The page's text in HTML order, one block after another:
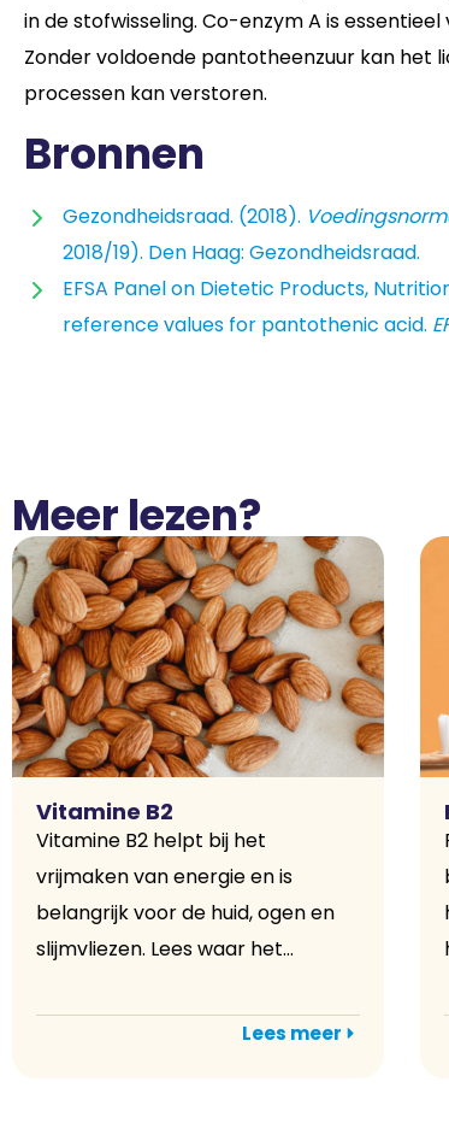
in de stofwisseling. Co-enzym A is
Zonder voldoende pantotheenzuur kan het
processen kan verstoren.
Bronnen
Gezondheidsraad. (2018).
2018/19). Den Haag: Gezondheidsraad.
EFSA Panel on Dietetic Products,
reference values for pantothenic acid.
Meer lezen?
Vitamine B2
Vitamine B2 helpt bij het
vrijmaken van energie en is
belangrijk voor de huid, ogen en
slijmvliezen. Lees waar het...
Lees meer